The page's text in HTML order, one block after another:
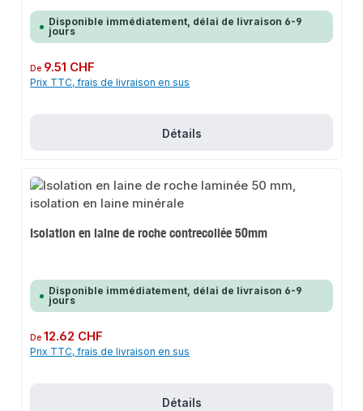
Disponible immédiatement, délai de livraison 6-9
jours
Prix régulier :
De 9.51 CHF
Prix TTC, frais de livraison en sus
Détails
Isolation en laine de roche contrecollée 50mm
Disponible immédiatement, délai de livraison 6-9
jours
Prix régulier :
De12.62 CHF
Prix TTC, frais de livraison en sus
Détails